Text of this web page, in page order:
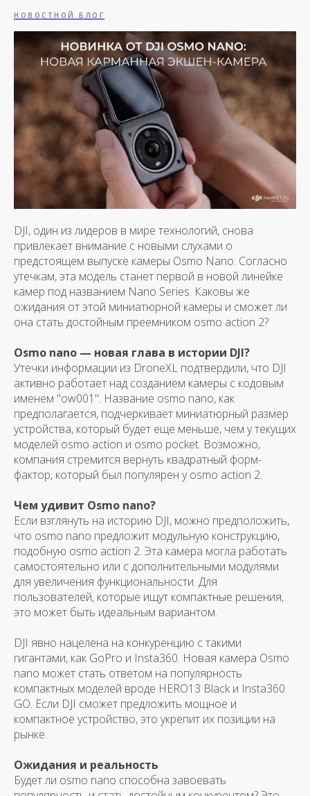
НОВОСТНОЙ БЛОГ
DJI, один из лидеров в мире технологий, снова
привлекает внимание с новыми слухами о
предстоящем выпуске камеры Osmo Nano. Согласно
утечкам, эта модель станет первой в новой линейке
камер под названием Nano Series. Каковы же
ожидания от этой миниатюрной камеры и сможет ли
она стать достойным преемником osmo action 2?
Osmo nano — новая глава в истории DJI?
Утечки информации из DroneXL подтвердили, что DJI
активно работает над созданием камеры с кодовым
именем "ow001". Название osmo nano, как
предполагается, подчеркивает миниатюрный размер
устройства, который будет еще меньше, чем у текущих
моделей osmo action и osmo pocket. Возможно,
компания стремится вернуть квадратный форм-
фактор, который был популярен у osmo action 2.
Чем удивит Osmo nano?
Если взглянуть на историю DJI, можно предположить,
что osmo nano предложит модульную конструкцию,
подобную osmo action 2. Эта камера могла работать
самостоятельно или с дополнительными модулями
для увеличения функциональности. Для
пользователей, которые ищут компактные решения,
это может быть идеальным вариантом.
DJI явно нацелена на конкуренцию с такими
гигантами, как GoPro и Insta360. Новая камера Osmo
nano может стать ответом на популярность
компактных моделей вроде HERO13 Black и Insta360
GO. Если DJI сможет предложить мощное и
компактное устройство, это укрепит их позиции на
рынке.
Ожидания и реальность
Будет ли osmo nano способна завоевать